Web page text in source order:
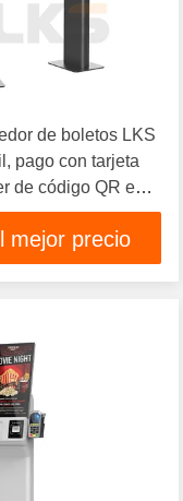
de boletos LKS
pago con tarjeta
de código QR e
de boletos
mejor precio